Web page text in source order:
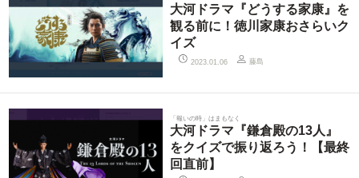
大河ドラマ『どうする家康』を
観る前に！徳川家康おさらいク
イズ
2023.01.06 藤島
「報いの時」はまもなく
大河ドラマ『鎌倉殿の13人』
をクイズで振り返ろう！【最終
回直前】